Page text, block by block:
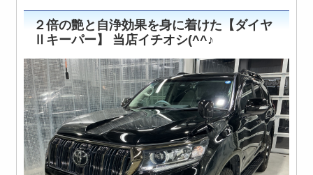
２倍の艶と自浄効果を身に着けた【ダイヤ
Ⅱキーパー】 当店イチオシ(^^♪